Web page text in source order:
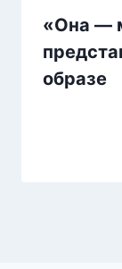
«Она —
образе